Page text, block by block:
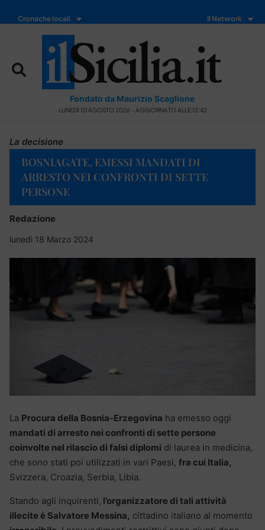
Cronache locali Il Network
Fondato da Maurizio Scaglione
LUNEDÌ 10 AGOSTO 2026 - AGGIORNATO ALLE 12:42
La decisione
BOSNIAGATE, EMESSI MANDATI DI
ARRESTO NEI CONFRONTI DI SETTE
PERSONE
Redazione
lunedì 18 Marzo 2024
La Procura della Bosnia-Erzegovina ha emesso oggi
mandati di arresto nei confronti di sette persone
coinvolte nel rilascio di falsi diplomi di laurea in medicina,
che sono stati poi utilizzati in vari Paesi, fra cui Italia,
Svizzera, Croazia, Serbia, Libia.
Stando agli inquirenti, l’organizzatore di tali attività
illecite è Salvatore Messina, cittadino italiano al momento